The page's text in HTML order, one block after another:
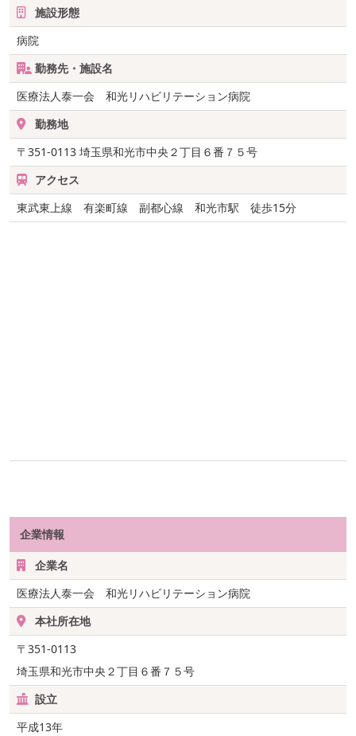
施設形態
病院
勤務先・施設名
医療法人泰一会 和光リハビリテーション病院
勤務地
〒351-0113 埼玉県和光市中央２丁目６番７５号
アクセス
東武東上線 有楽町線 副都心線 和光市駅 徒歩15分
企業情報
企業名
医療法人泰一会 和光リハビリテーション病院
本社所在地
〒351-0113
埼玉県和光市中央２丁目６番７５号
設立
平成13年